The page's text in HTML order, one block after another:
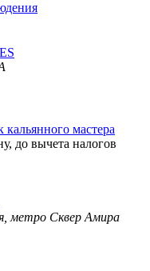
мастера
до вычета налогов
метро Сквер Амира